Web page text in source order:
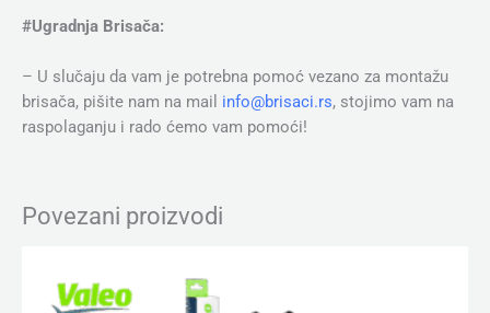
#Ugradnja Brisača:
– U slučaju da vam je potrebna pomoć vezano za montažu
brisača, pišite nam na mail info@brisaci.rs, stojimo vam na
raspolaganju i rado ćemo vam pomoći!
Povezani proizvodi